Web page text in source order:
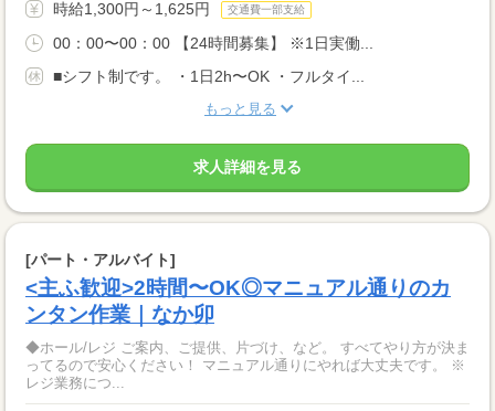
時給1,300円～1,625円 交通費一部支給
00：00〜00：00 【24時間募集】 ※1日実働...
■シフト制です。 ・1日2h〜OK ・フルタイ...
もっと見る
求人詳細を見る
[パート・アルバイト]
<主ふ歓迎>2時間〜OK◎マニュアル通りのカ
ンタン作業｜なか卯
◆ホール/レジ ご案内、ご提供、片づけ、など。 すべてやり方が決ま
ってるので安心ください！ マニュアル通りにやれば大丈夫です。 ※
レジ業務につ...